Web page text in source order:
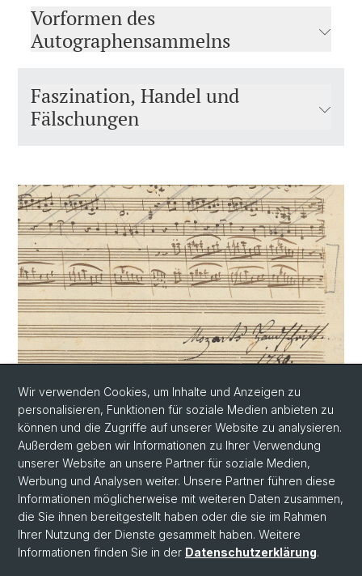
Vorformen des
Autographensammelns
Faszination, Handel und
Fälschungen
Trio des Menuetts KV 585 Nr. 2 von Wolfgang
Amadeus Mozart
Wir verwenden Cookies, um Inhalte und Anzeigen zu
personalisieren, Funktionen für soziale Medien anbieten zu
können und die Zugriffe auf unserer Website zu analysieren.
Außerdem geben wir Informationen zu Ihrer Verwendung
unserer Website an unsere Partner für soziale Medien,
Werbung und Analysen weiter. Unsere Partner führen diese
Informationen möglicherweise mit weiteren Daten zusammen,
die Sie ihnen bereitgestellt haben oder die sie im Rahmen
Ihrer Nutzung der Dienste gesammelt haben. Weitere
Informationen finden Sie in der Datenschutzerklärung.